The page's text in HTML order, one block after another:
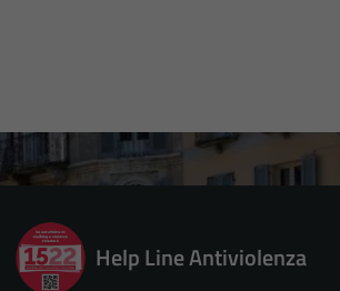
Help Line Antiviolenza